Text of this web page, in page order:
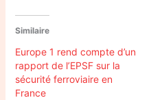
Similaire
Europe 1 rend compte d’un
rapport de l’EPSF sur la
sécurité ferroviaire en
France